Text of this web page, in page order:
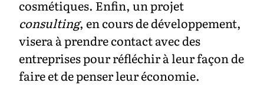
cosmétiques. Enfin, un projet
consulting, en cours de développement,
visera à prendre contact avec des
entreprises pour réfléchir à leur façon de
faire et de penser leur économie.